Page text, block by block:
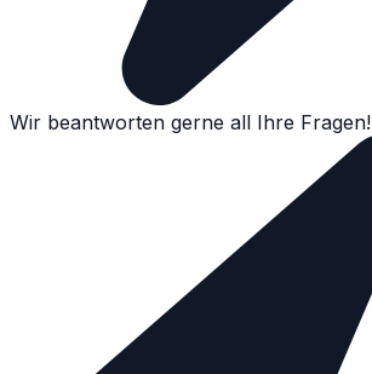
Wir beantworten gerne all Ihre Fragen!